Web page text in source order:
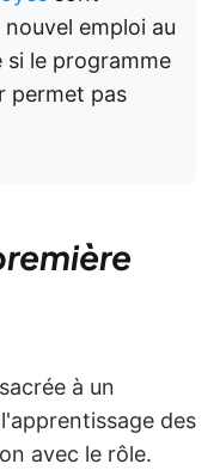
emploi au
si le programme
permet pas
à un
des
avec le rôle.